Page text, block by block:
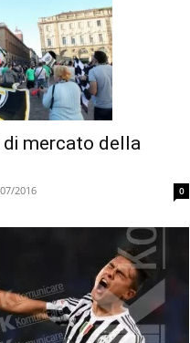
di mercato della
2016 0